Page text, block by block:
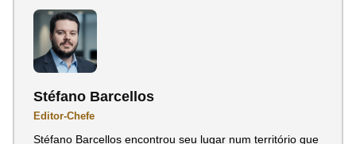
Stéfano Barcellos
Editor-Chefe
Stéfano Barcellos encontrou seu lugar num território que